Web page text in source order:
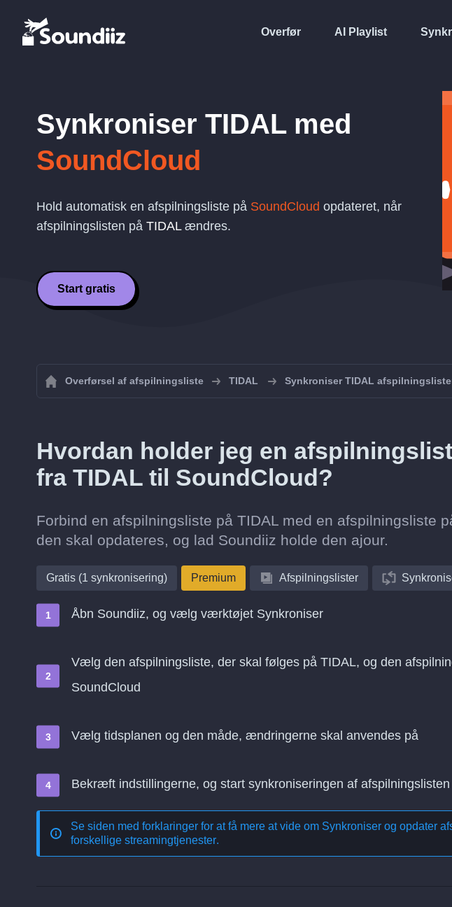
Overfør AI Playlist
Synkroniser TIDALmed
SoundCloud
Hold automatisk en afspilningsliste på SoundCloud opdateret, når
afspilningslisten på TIDALændres.
Start gratis
Overførsel af afspilningsliste TIDAL Synkroniser TIDAL
Hvordan holder jeg en
fra TIDAL til SoundCloud?
Forbind en afspilningsliste på TIDAL med en afspilningsliste
den skal opdateres, og lad Soundiiz holde den ajour.
Gratis (1 synkronisering) Premium Afspilningslister
Åbn Soundiiz, og vælg værktøjet Synkroniser
Vælg den afspilningsliste, der skal følges på TIDAL, og den
SoundCloud
Vælg tidsplanen og den måde, ændringerne skal anvendes på
Bekræft indstillingerne, og start synkroniseringen af afspilningslisten
Se siden med forklaringer for at få mere at vide om Synkroniser og opdater
forskellige streamingtjenester.